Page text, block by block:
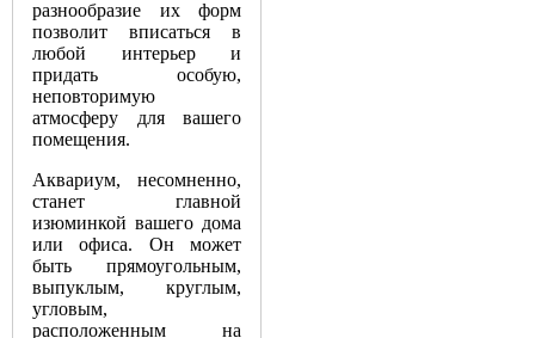
разнообразие их форм
позволит вписаться в
любой интерьер и
придать особую,
неповторимую
атмосферу для вашего
помещения.
Аквариум, несомненно,
станет главной
изюминкой вашего дома
или офиса. Он может
быть прямоугольным,
выпуклым, круглым,
угловым,
расположенным на